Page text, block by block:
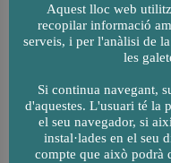
Aquest lloc web
recopilar informació
serveis, i per l'anàlisi de
les
Si continua navegant,
d'aquestes. L'usuari té la
el seu navegador, si
instal·lades en el seu
compte que això podrà